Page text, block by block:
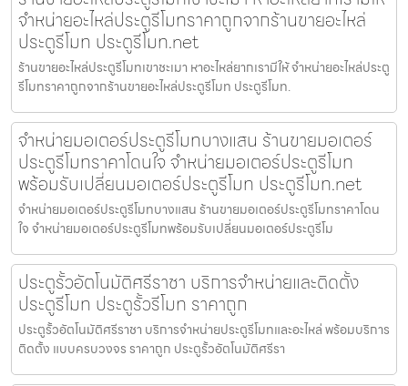
จำหน่ายอะไหล่ประตูรีโมทราคาถูกจากร้านขายอะไหล่
ประตูรีโมท ประตูรีโมท.net
ร้านขายอะไหล่ประตูรีโมทเขาชะเมา หาอะไหล่ยากเรามีให้ จำหน่ายอะไหล่ประตู
รีโมทราคาถูกจากร้านขายอะไหล่ประตูรีโมท ประตูรีโมท.
จำหน่ายมอเตอร์ประตูรีโมทบางแสน ร้านขายมอเตอร์
ประตูรีโมทราคาโดนใจ จำหน่ายมอเตอร์ประตูรีโมท
พร้อมรับเปลี่ยนมอเตอร์ประตูรีโมท ประตูรีโมท.net
จำหน่ายมอเตอร์ประตูรีโมทบางแสน ร้านขายมอเตอร์ประตูรีโมทราคาโดน
ใจ จำหน่ายมอเตอร์ประตูรีโมทพร้อมรับเปลี่ยนมอเตอร์ประตูรีโม
ประตูรั้วอัตโนมัติศรีราชา บริการจำหน่ายและติดตั้ง
ประตูรีโมท ประตูรั้วรีโมท ราคาถูก
ประตูรั้วอัตโนมัติศรีราชา บริการจำหน่ายประตูรีโมทและอะไหล่ พร้อมบริการ
ติดตั้ง แบบครบวงจร ราคาถูก ประตูรั้วอัตโนมัติศรีรา